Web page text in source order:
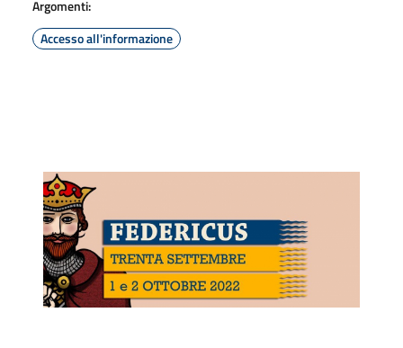
Argomenti:
Accesso all'informazione